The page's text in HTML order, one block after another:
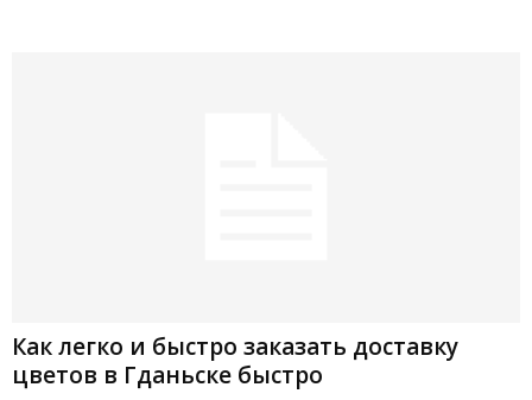
Как легко и быстро заказать доставку
цветов в Гданьске быстро